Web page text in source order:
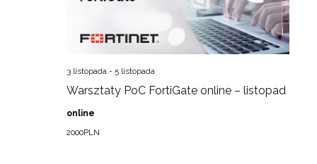
Warsztaty PoC FortiGate online – listopad
3 listopada - 5 listopada
online
2000PLN